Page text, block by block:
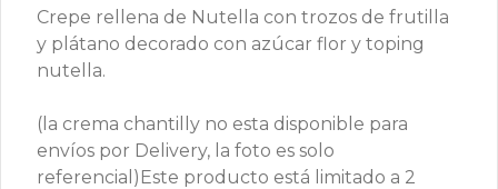
WhatsApp: +56 9 8223 0126
Visítanos
Política de privacidad
Redes sociales
Crepe rellena de Nutella con trozos de frutilla
y plátano decorado con azúcar flor y toping
nutella.
(la crema chantilly no esta disponible para
envíos por Delivery, la foto es solo
referencial)Este producto está limitado a 2